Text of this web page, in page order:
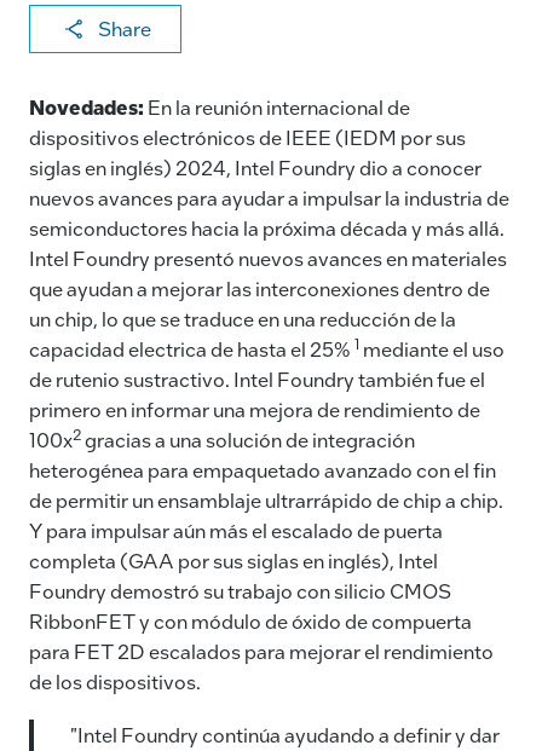
Share
X
a
c
e
b
o
o
k
k
e
dI
n
ai
l
p
y
Li
n
k
Novedades: En la reunión internacional de
dispositivos electrónicos de IEEE (IEDM por sus
siglas en inglés) 2024, Intel Foundry dio a conocer
nuevos avances para ayudar a impulsar la industria de
semiconductores hacia la próxima década y más allá.
Intel Foundry presentó nuevos avances en materiales
que ayudan a mejorar las interconexiones dentro de
un chip, lo que se traduce en una reducción de la
capacidad electrica de hasta el 25% 1 mediante el uso
de rutenio sustractivo. Intel Foundry también fue el
primero en informar una mejora de rendimiento de
100x2gracias a una solución de integración
heterogénea para empaquetado avanzado con el fin
de permitir un ensamblaje ultrarrápido de chip a chip.
Y para impulsar aún más el escalado de puerta
completa (GAA por sus siglas en inglés), Intel
Foundry demostró su trabajo con silicio CMOS
RibbonFET y con módulo de óxido de compuerta
para FET 2D escalados para mejorar el rendimiento
de los dispositivos.
"Intel Foundry continúa ayudando a definir y dar